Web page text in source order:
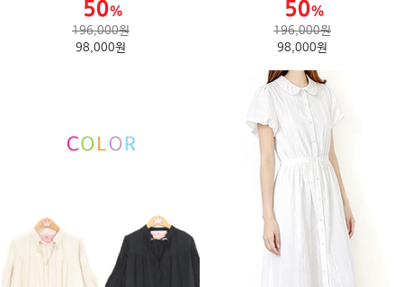
196,000원
98,000원
196,000원
98,000원